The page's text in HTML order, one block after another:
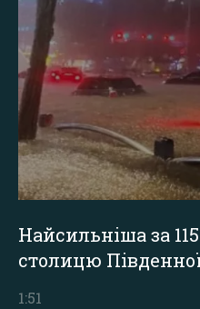
Найсильніша за
столицю
1:51